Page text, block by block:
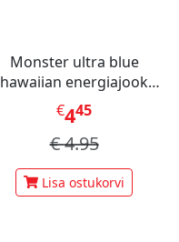
Monster ultra blue
hawaiian energiajook
473ml
€445
€4.95
Lisa ostukorvi